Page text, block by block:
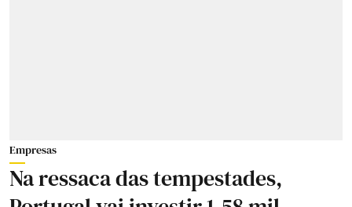
Empresas
Na ressaca das tempestades,